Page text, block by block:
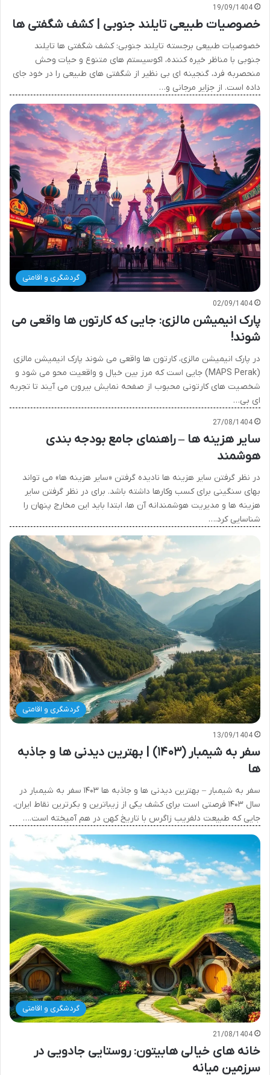
19/09/1404
خصوصیات طبیعی تایلند جنوبی | کشف شگفتی ها
خصوصیات طبیعی برجسته تایلند جنوبی: کشف شگفتی ها تایلند
جنوبی با مناظر خیره کننده، اکوسیستم های متنوع و حیات وحش
منحصربه فرد، گنجینه ای بی نظیر از شگفتی های طبیعی را در خود جای
داده است. از جزایر مرجانی و…
گردشگری و اقامتی
02/09/1404
پارک انیمیشن مالزی: جایی که کارتون ها واقعی می
شوند!
در پارک انیمیشن مالزی، کارتون ها واقعی می شوند پارک انیمیشن مالزی
(MAPS Perak) جایی است که مرز بین خیال و واقعیت محو می شود و
شخصیت های کارتونی محبوب از صفحه نمایش بیرون می آیند تا تجربه
ای بی…
27/08/1404
سایر هزینه ها – راهنمای جامع بودجه بندی
هوشمند
در نظر گرفتن سایر هزینه ها نادیده گرفتن «سایر هزینه ها» می تواند
بهای سنگینی برای کسب وکارها داشته باشد. برای در نظر گرفتن سایر
هزینه ها و مدیریت هوشمندانه آن ها، ابتدا باید این مخارج پنهان را
شناسایی کرد.…
گردشگری و اقامتی
13/09/1404
سفر به شیمبار (۱۴۰۳) | بهترین دیدنی ها و جاذبه
ها
سفر به شیمبار – بهترین دیدنی ها و جاذبه ها ۱۴۰۳ سفر به شیمبار در
سال ۱۴۰۳ فرصتی است برای کشف یکی از زیباترین و بکرترین نقاط ایران،
جایی که طبیعت دلفریب زاگرس با تاریخ کهن در هم آمیخته است.…
گردشگری و اقامتی
21/08/1404
خانه های خیالی هابیتون: روستایی جادویی در
سرزمین میانه